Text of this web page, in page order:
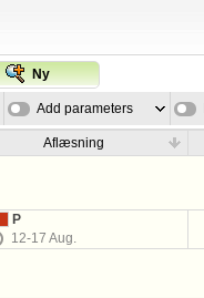
Ny
Add parameters
Aflæsning
P
12-17 Aug.